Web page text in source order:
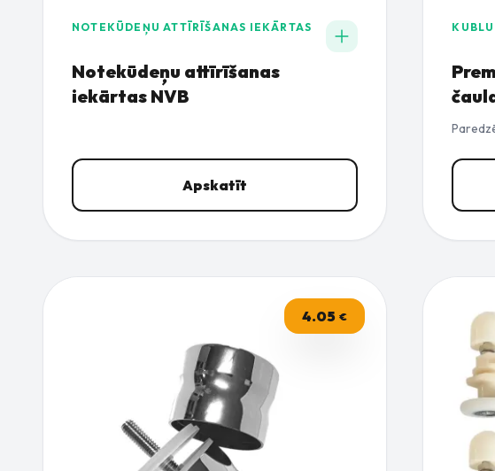
NOTEKŪDEŅU ATTĪRĪŠANAS IEKĀRTAS
Notekūdeņu attīrīšanas
iekārtas NVB
Apskatīt
4.05 €